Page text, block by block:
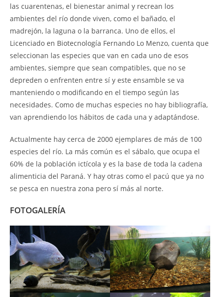
las cuarentenas, el bienestar animal y recrean los
ambientes del río donde viven, como el bañado, el
madrejón, la laguna o la barranca. Uno de ellos, el
Licenciado en Biotecnología Fernando Lo Menzo, cuenta que
seleccionan las especies que van en cada uno de esos
ambientes, siempre que sean compatibles, que no se
depreden o enfrenten entre sí y este ensamble se va
manteniendo o modificando en el tiempo según las
necesidades. Como de muchas especies no hay bibliografía,
van aprendiendo los hábitos de cada una y adaptándose.
Actualmente hay cerca de 2000 ejemplares de más de 100
especies del río. La más común es el sábalo, que ocupa el
60% de la población ictícola y es la base de toda la cadena
alimenticia del Paraná. Y hay otras como el pacú que ya no
se pesca en nuestra zona pero sí más al norte.
FOTOGALERÍA